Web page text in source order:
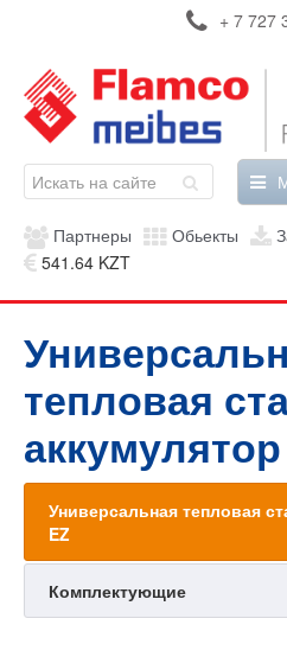
+ 7 727
Партнеры Обьекты
541.64 KZT
тепловая
Универсальная тепловая
EZ
Комплектующие